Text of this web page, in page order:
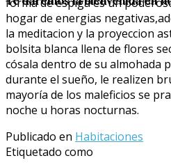
hogar de energias
la meditacion y la proyeccion
bolsita blanca llena de flores
cósala dentro de su almohada
durante el sueño, le realizen
mayoría de los maleficios se
noche u horas nocturnas.
Publicado en Habitaciones
Etiquetado como